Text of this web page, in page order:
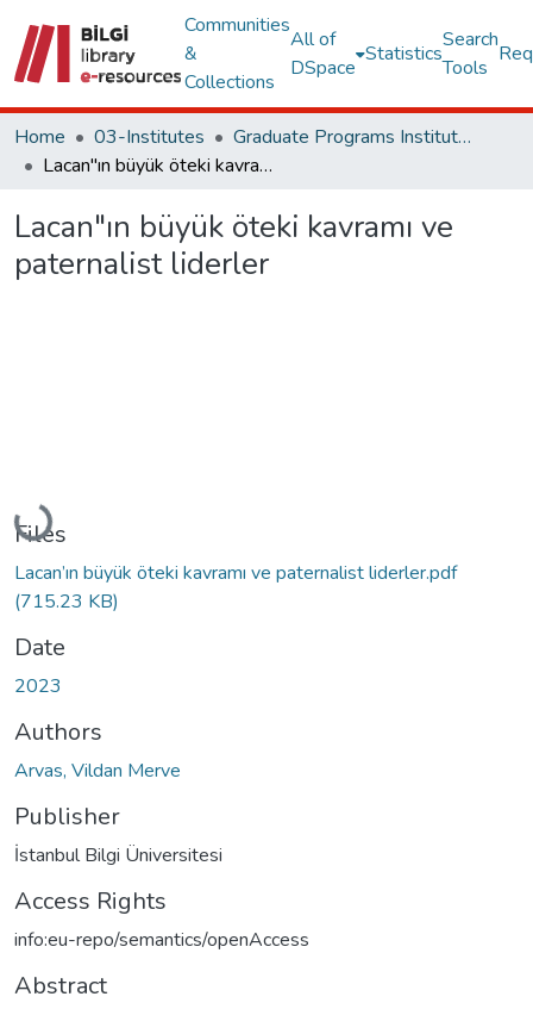
Communities
&
Collections
All of
DSpace
Statistics
Search
Tools
Home 03-Institutes
Graduate Programs Institute Thesis Collection
Lacan"ın büyük öteki kavramı ve paternalist liderler
Lacan"ın büyük öteki kavramı ve
paternalist liderler
Loading...
Files
Lacan’ın büyük öteki kavramı ve paternalist liderler.pdf
(715.23 KB)
Date
2023
Authors
Arvas, Vildan Merve
Publisher
İstanbul Bilgi Üniversitesi
Access Rights
info:eu-repo/semantics/openAccess
Abstract